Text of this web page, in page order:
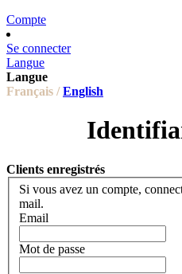
Compte
Se connecter
Langue
Langue
Français / English
Clients enregistrés
Si vous avez un compte,
mail.
Email
Mot de passe